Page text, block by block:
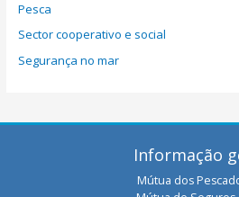
Pesca
Sector cooperativo e social
Segurança no mar
Informação
Mútua dos